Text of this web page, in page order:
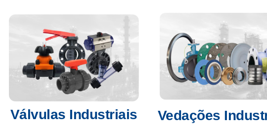
Válvulas Industriais Vedações